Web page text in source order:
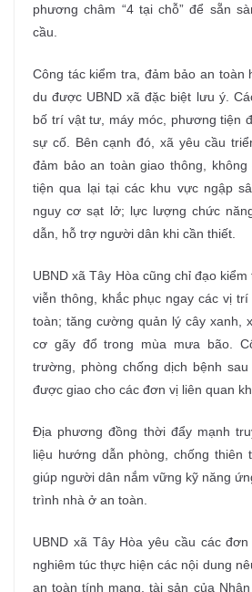
phương châm “4 tại chỗ” để sẵn
cầu.
Công tác kiểm tra, đảm bảo an toàn
du được UBND xã đặc biệt lưu ý.
bố trí vật tư, máy móc, phương tiện
sự cố. Bên cạnh đó, xã yêu cầu
đảm bảo an toàn giao thông,
tiện qua lại tại các khu vực ngập
nguy cơ sạt lở; lực lượng chức
dẫn, hỗ trợ người dân khi cần thiết.
UBND xã Tây Hòa cũng chỉ đạo
viễn thông, khắc phục ngay các vị
toàn; tăng cường quản lý cây xanh,
cơ gãy đổ trong mùa mưa bão.
trường, phòng chống dịch bệnh
được giao cho các đơn vị liên quan
Địa phương đồng thời đẩy mạnh
liệu hướng dẫn phòng, chống thiên
giúp người dân nắm vững kỹ năng
trình nhà ở an toàn.
UBND xã Tây Hòa yêu cầu các
nghiêm túc thực hiện các nội dung
an toàn tính mạng, tài sản của